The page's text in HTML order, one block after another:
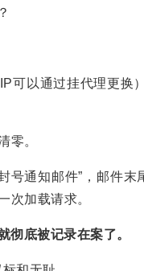
可以通过挂代理更换
零。
号通知邮件”，邮件
次加载请求。
彻底被记录在案了。